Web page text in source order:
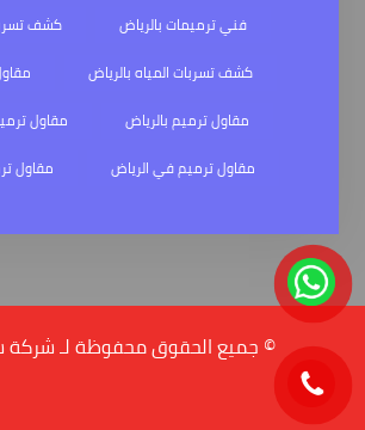
فني ترميمات بالرياض
كشف
كشف تسربات المياه بالرياض
مقاول ترميم بالرياض
مقاول
مقاول ترميم في الرياض
مقاول
© جميع الحقوق محفوظة لـ شركة